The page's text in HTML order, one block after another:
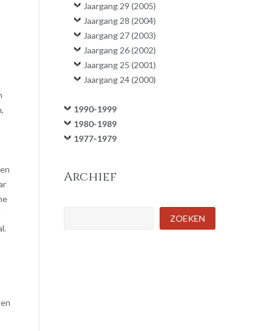
Jaargang 29 (2005)
Jaargang 28 (2004)
Jaargang 27 (2003)
Jaargang 26 (2002)
Jaargang 25 (2001)
Jaargang 24 (2000)
1990-1999
1980-1989
1977-1979
Archief
ZOEKEN